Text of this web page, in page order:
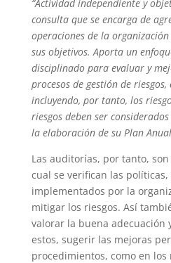
“Actividad independiente y
consulta que se encarga de
operaciones de la
sus objetivos. Aporta un
disciplinado para evaluar y
procesos de gestión de
incluyendo, por tanto, los
riesgos deben ser
la elaboración de su Plan
Las auditorías, por tanto,
cual se verifican las
implementados por la
mitigar los riesgos. Así
valorar la buena adecuación
estos, sugerir las mejoras
procedimientos, como en los